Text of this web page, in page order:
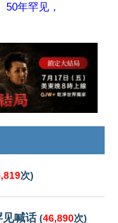
50年罕见，
次)
见喊话(46,890次)